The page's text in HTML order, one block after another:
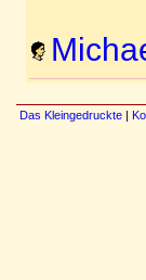
Das Kleingedruckte |